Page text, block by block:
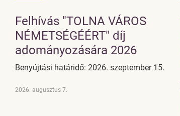
Felhívás "TOLNA VÁROS
NÉMETSÉGÉÉRT" díj
adományozására 2026
Benyújtási határidő: 2026. szeptember 15.
2026. augusztus 7.